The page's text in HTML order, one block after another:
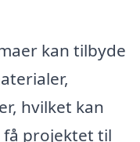
kan tilbyde
hvilket kan
projektet til